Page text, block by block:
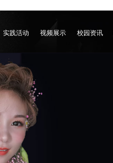
实践活动 视频展示 校园资讯